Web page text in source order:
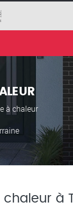
à chaleur
chaleur à